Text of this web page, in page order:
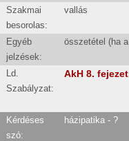
Szakmai
besorolas:
vallás
Egyéb
jelzések:
összetétel (ha
Ld.
Szabályzat:
AkH 8. fejezet
Kérdéses
szó:
házipatika - ?